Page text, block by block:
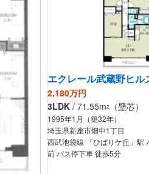
エクレール武蔵野ヒル
2,180万円
3LDK / 71.55m2 （壁芯）
1995年1月（築32年）
埼玉県新座市畑中1丁目
西武池袋線 「ひばりケ丘」駅
前 バス停下車 徒歩5分